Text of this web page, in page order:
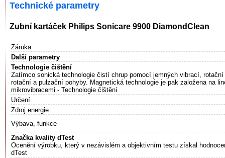
Technické parametry
Zubní kartáček Philips Sonicare 9900 DiamondClean
Záruka
Další parametry
Technologie čištění
Zatímco sonická technologie čistí chrup pomocí jemných vibrací,
rotační a pulzační pohyby. Magnetická technologie je pak založena na
mikrovibracemi - Technologie čištění
Určení
Zdroj energie
Výbava, funkce
Značka kvality dTest
Ocenění výrobku, který v nezávislém a objektivním testu získal
dTest